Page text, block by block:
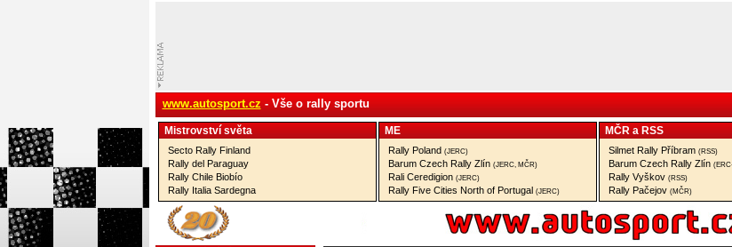
www.autosport.cz - Vše o rally sportu
Mistrovství­ světa
Secto Rally Finland
Rally del Paraguay
Rally Chile Biobío
Rally Italia Sardegna
ME
Rally Poland (JERC)
Barum Czech Rally Zlín (JERC, MČR)
Rali Ceredigion (JERC)
Rally Five Cities North of Portugal (JERC)
MČR a RSS
Silmet Rally Příbram (RSS)
Barum Czech Rally Zlín
Rally Vyškov (RSS)
Rally Pačejov (MČR)